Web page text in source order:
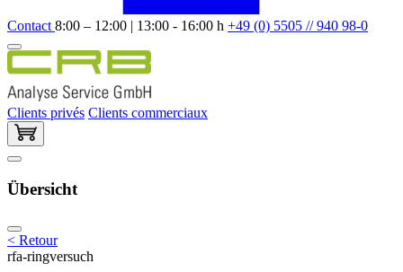
Contact 8:00 – 12:00 | 13:00 - 16:00 h +49 (0) 5505 // 940 98-0
Clients privés Clients commerciaux
Übersicht
< Retour
rfa-ringversuch